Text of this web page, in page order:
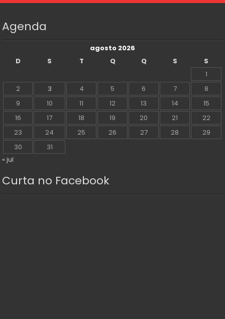
Agenda
agosto 2026
D
S T Q Q S
S
1
2
3 4 5 6 7
8
9
10 11 12 13 14
15
16
17 18 19 20 21
22
23
24 25 26 27 28
29
30
31
« jul
Curta no Facebook